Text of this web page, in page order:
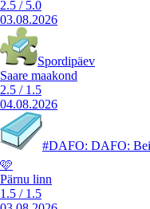
2.5 / 5.0
03.08.2026
Spordipäev
Saare maakond
2.5 / 1.5
04.08.2026
#DAFO: DAFO:
🩷
Pärnu linn
1.5 / 1.5